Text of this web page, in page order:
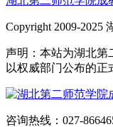
Copyright 2009-2025
声明：本站为湖北第
以权威部门公布的正
咨询热线：027-